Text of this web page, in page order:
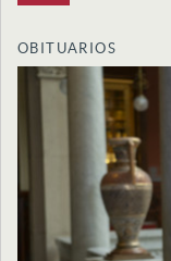
OBITUARIOS